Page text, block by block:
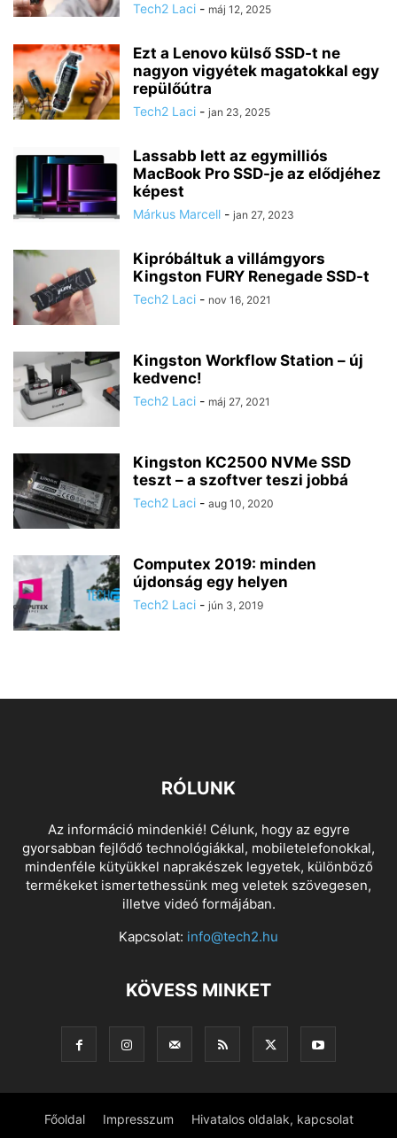
Tech2 Laci - máj 12, 2025
Ezt a Lenovo külső SSD-t ne
nagyon vigyétek magatokkal egy
repülőútra
Tech2 Laci - jan 23, 2025
Lassabb lett az egymilliós
MacBook Pro SSD-je az elődjéhez
képest
Márkus Marcell - jan 27, 2023
Kipróbáltuk a villámgyors
Kingston FURY Renegade SSD-t
Tech2 Laci - nov 16, 2021
Kingston Workflow Station – új
kedvenc!
Tech2 Laci - máj 27, 2021
Kingston KC2500 NVMe SSD
teszt – a szoftver teszi jobbá
Tech2 Laci - aug 10, 2020
Computex 2019: minden
újdonság egy helyen
Tech2 Laci - jún 3, 2019
RÓLUNK
Az információ mindenkié! Célunk, hogy az egyre
gyorsabban fejlődő technológiákkal, mobiletelefonokkal,
mindenféle kütyükkel naprakészek legyetek, különböző
termékeket ismertethessünk meg veletek szövegesen,
illetve videó formájában.
Kapcsolat: info@tech2.hu
KÖVESS MINKET
Főoldal Impresszum Hivatalos oldalak, kapcsolat